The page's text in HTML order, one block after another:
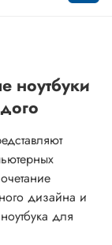
ноутбуки
дизайна и
для